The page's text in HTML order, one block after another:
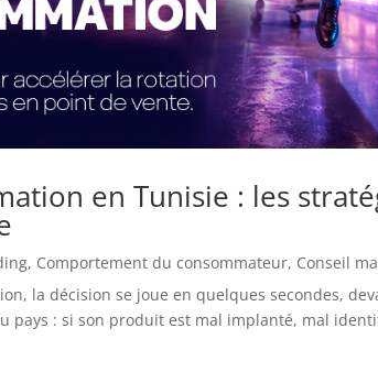
en Tunisie : les
, Comportement du consommateur, Conseil
la décision se joue en quelques secondes,
pays : si son produit est mal implanté, mal